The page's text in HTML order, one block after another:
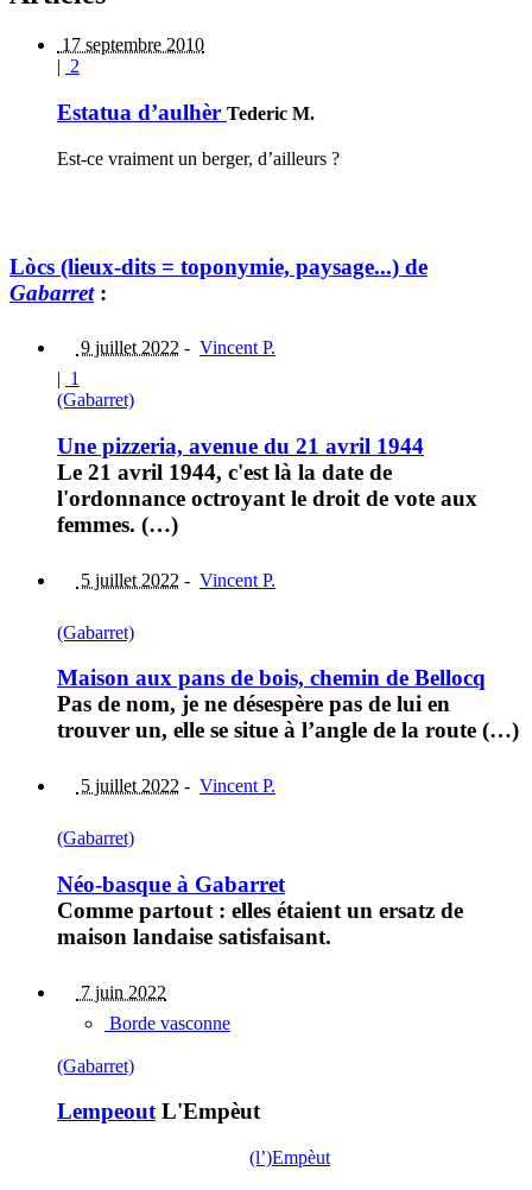
17 septembre 2010
| 2
Estatua d’aulhèr Tederic M.
Est-ce vraiment un berger, d’ailleurs ?
Lòcs (lieux-dits = toponymie, paysage...) de
Gabarret:
9 juillet 2022 - Vincent P.
| 1
(Gabarret)
Une pizzeria, avenue du 21 avril 1944
Le 21 avril 1944, c'est là la date de
l'ordonnance octroyant le droit de vote aux
femmes. (…)
5 juillet 2022 - Vincent P.
(Gabarret)
Maison aux pans de bois, chemin de Bellocq
Pas de nom, je ne désespère pas de lui en
trouver un, elle se situe à l’angle de la route (…)
5 juillet 2022 - Vincent P.
(Gabarret)
Néo-basque à Gabarret
Comme partout : elles étaient un ersatz de
maison landaise satisfaisant.
7 juin 2022
Borde vasconne
(Gabarret)
LempeoutL'Empèut
(l’)Empèut